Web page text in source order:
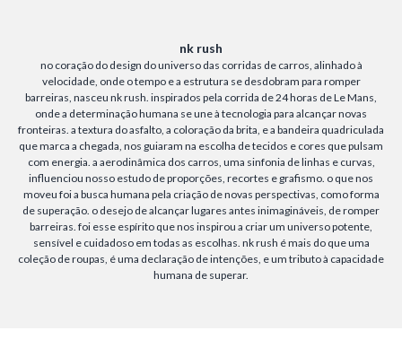
nk rush
no coração do design do universo das corridas de carros, alinhado à
velocidade, onde o tempo e a estrutura se desdobram para romper
barreiras, nasceu nk rush. inspirados pela corrida de 24 horas de Le Mans,
onde a determinação humana se une à tecnologia para alcançar novas
fronteiras. a textura do asfalto, a coloração da brita, e a bandeira quadriculada
que marca a chegada, nos guiaram na escolha de tecidos e cores que pulsam
com energia. a aerodinâmica dos carros, uma sinfonia de linhas e curvas,
influenciou nosso estudo de proporções, recortes e grafismo. o que nos
moveu foi a busca humana pela criação de novas perspectivas, como forma
de superação. o desejo de alcançar lugares antes inimagináveis, de romper
barreiras. foi esse espírito que nos inspirou a criar um universo potente,
sensível e cuidadoso em todas as escolhas. nk rush é mais do que uma
coleção de roupas, é uma declaração de intenções, e um tributo à capacidade
humana de superar.